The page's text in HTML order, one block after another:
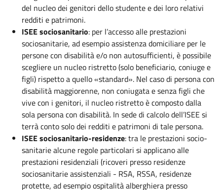
del nucleo dei genitori dello studente e dei loro relativi
redditi e patrimoni.
ISEE sociosanitario: per l’accesso alle prestazioni
sociosanitarie, ad esempio assistenza domiciliare per le
persone con disabilità e/o non autosufficienti, è possibile
scegliere un nucleo ristretto (solo beneficiario, coniuge e
figli) rispetto a quello «standard». Nel caso di persona con
disabilità maggiorenne, non coniugata e senza figli che
vive con i genitori, il nucleo ristretto è composto dalla
sola persona con disabilità. In sede di calcolo dell’ISEE si
terrà conto solo dei redditi e patrimoni di tale persona.
ISEE sociosanitario-residenze: tra le prestazioni socio-
sanitarie alcune regole particolari si applicano alle
prestazioni residenziali (ricoveri presso residenze
sociosanitarie assistenziali - RSA, RSSA, residenze
protette, ad esempio ospitalità alberghiera presso